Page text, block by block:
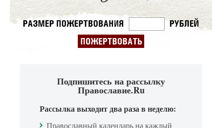
Подпишитесь на рассылку
Православие.Ru
Рассылка выходит два раза в неделю:
Православный календарь на каждый